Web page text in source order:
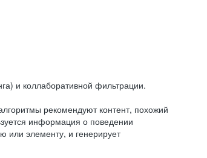
и коллаборативной фильтрации.
рекомендуют контент, похожий
информация о поведении
или элементу, и генерирует